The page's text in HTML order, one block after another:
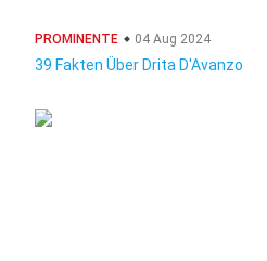
PROMINENTE 04 Aug 2024
39 Fakten Über Drita D'Avanzo